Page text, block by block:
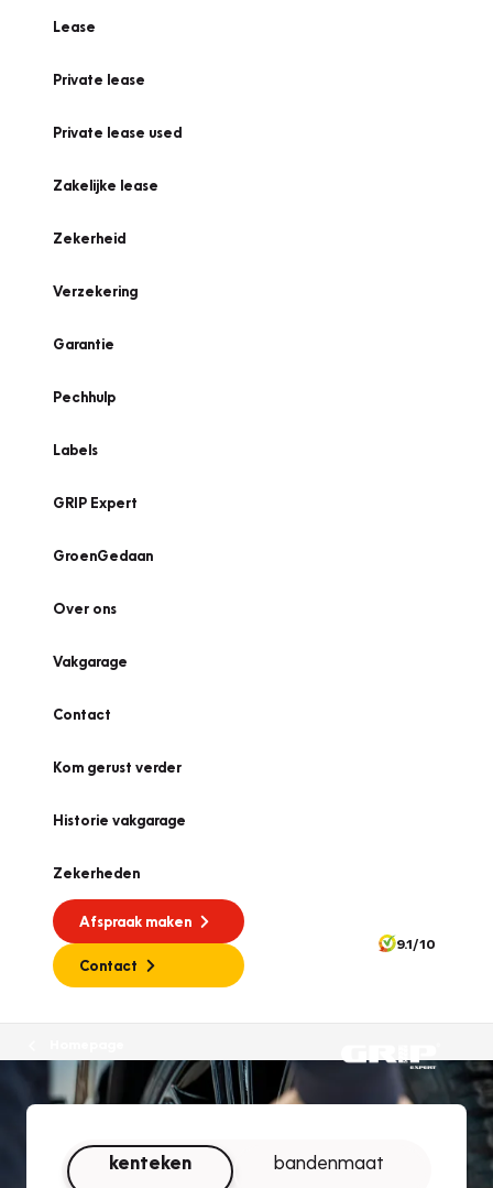
Lease
Private lease
Private lease used
Zakelijke lease
Zekerheid
Verzekering
Garantie
Pechhulp
Labels
GRIP Expert
GroenGedaan
Over ons
Vakgarage
Contact
Kom gerust verder
Historie vakgarage
Zekerheden
Afspraak maken
Contact
9.1/10
kenteken bandenmaat